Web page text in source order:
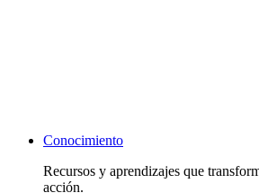
Conocimiento
Recursos y aprendizajes que
acción.